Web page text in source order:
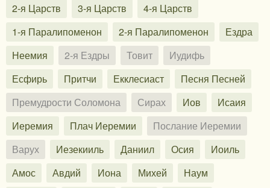
2-я Царств
3-я Царств
4-я Царств
1-я Паралипоменон
2-я Паралипоменон
Ездра
Неемия
2-я Ездры Товит
Иудифь
Есфирь
Притчи Екклесиаст
Песня Песней
Премудрости Соломона
Сирах Иов
Исаия
Иеремия
Плач Иеремии
Послание Иеремии
Варух
Иезекииль Даниил Осия
Иоиль
Амос
Авдий Иона Михей
Наум